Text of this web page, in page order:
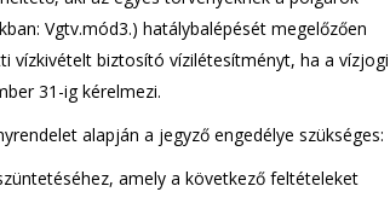
Vgtv.mód3.) hatálybalépését megelőzően
vízkivételt biztosító vízilétesítményt, ha a vízjogi
31-ig kérelmezi.
alapján a jegyző engedélye szükséges:
amely a következő feltételeket